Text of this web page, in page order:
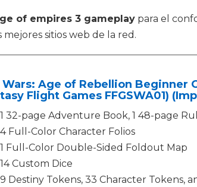
of empires 3 gameplay para el
sitios web de la red.
Age of Rebellion Beginner
Flight Games FFGSWA01)
1 32-page Adventure Book, 1 48-page
4 Full-Color Character Folios
1 Full-Color Double-Sided Foldout Map
14 Custom Dice
9 Destiny Tokens, 33 Character Tokens,